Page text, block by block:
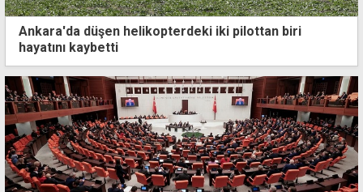
Ankara'da düşen helikopterdeki iki pilottan biri
hayatını kaybetti